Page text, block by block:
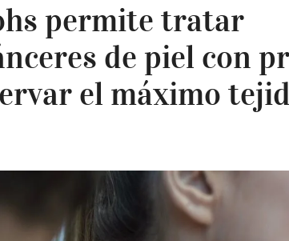
permite tratar
de piel con
el máximo